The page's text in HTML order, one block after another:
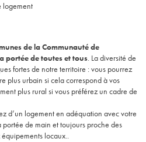
logement
de la Communauté de
portée de toutes et tous. La diversité de
fortes de notre territoire : vous pourrez
plus urbain si cela correspond à vos
plus rural si vous préférez un cadre de
d’un logement en adéquation avec votre
de main et toujours proche des
locaux..